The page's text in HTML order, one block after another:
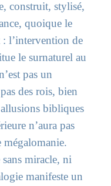
construit, stylisé,
quoique le
l’intervention de
le surnaturel au
pas un
des rois, bien
bibliques
n’aura pas
sans miracle, ni
manifeste un